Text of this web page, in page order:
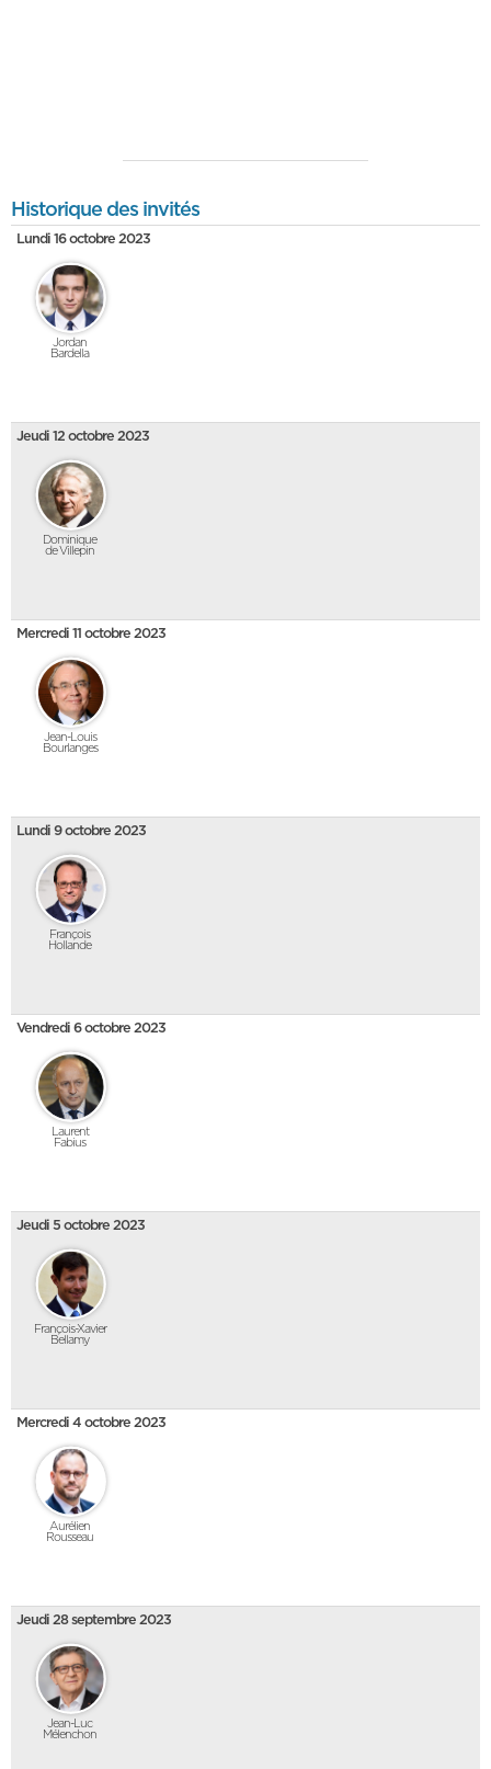
Historique des invités
Lundi 16 octobre 2023
Jordan
Bardella
Jeudi 12 octobre 2023
Dominique
de Villepin
Mercredi 11 octobre 2023
Jean-Louis
Bourlanges
Lundi 9 octobre 2023
François
Hollande
Vendredi 6 octobre 2023
Laurent
Fabius
Jeudi 5 octobre 2023
François-Xavier
Bellamy
Mercredi 4 octobre 2023
Aurélien
Rousseau
Jeudi 28 septembre 2023
Jean-Luc
Mélenchon